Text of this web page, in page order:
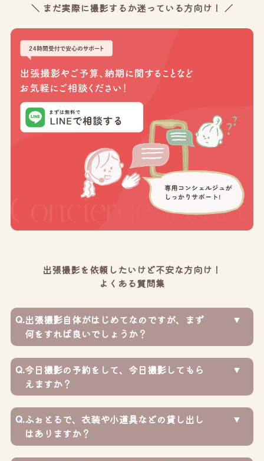
＼ まだ実際に撮影するか迷っている方向け！ ／
出張撮影を依頼したいけど不安な方向け！
よくある質問集
Q.出張撮影自体がはじめてなのですが、まず
何をすれば良いでしょうか？
Q.今日撮影の予約をして、今日撮影してもら
えますか？
Q.ふぉとるで、衣装や小道具などの貸し出し
はありますか？